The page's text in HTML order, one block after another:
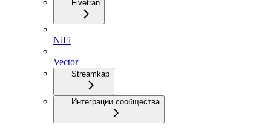
Fivetran
NiFi
Vector
Streamkap
Интеграции сообщества